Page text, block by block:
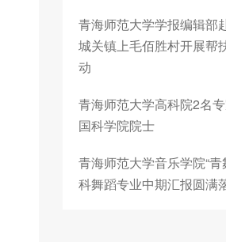
青海师范大学学报编辑部
城关镇上毛佰胜村开展帮
动
青海师范大学高科院2名
国科学院院士
青海师范大学音乐学院“青
科舞蹈专业中期汇报圆满